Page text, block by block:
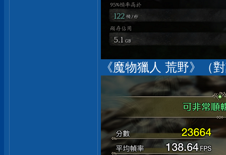
《魔物獵人 荒野》（